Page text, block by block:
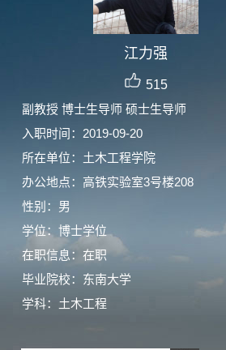
江力强
515
副教授 博士生导师 硕士生导师
入职时间：2019-09-20
所在单位：土木工程学院
办公地点：高铁实验室3号楼208
性别：男
学位：博士学位
在职信息：在职
毕业院校：东南大学
学科：土木工程